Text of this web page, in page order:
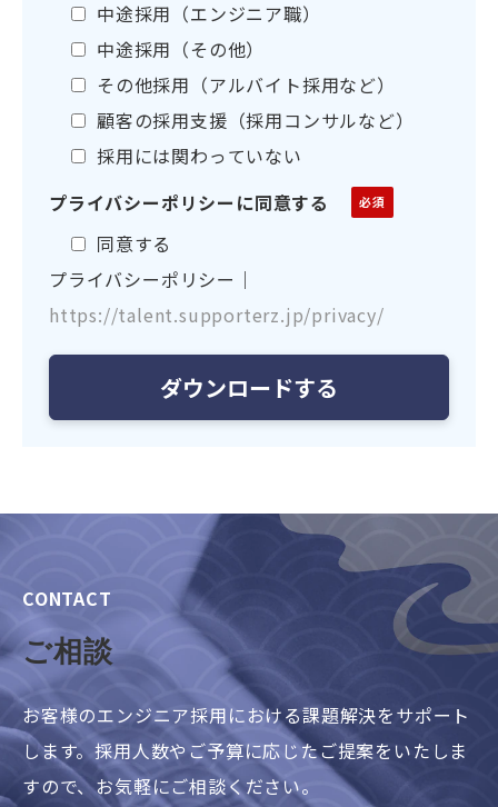
中途採用（エンジニア職）
中途採用（その他）
その他採用（アルバイト採用など）
顧客の採用支援（採用コンサルなど）
採用には関わっていない
プライバシーポリシーに同意する
同意する
プライバシーポリシー｜
https://talent.supporterz.jp/privacy/
CONTACT
ご相談
お客様のエンジニア採用における課題解決をサポート
します。採用人数やご予算に応じたご提案をいたしま
すので、お気軽にご相談ください。